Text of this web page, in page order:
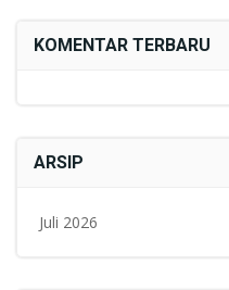
KOMENTAR TERBARU
ARSIP
Juli 2026